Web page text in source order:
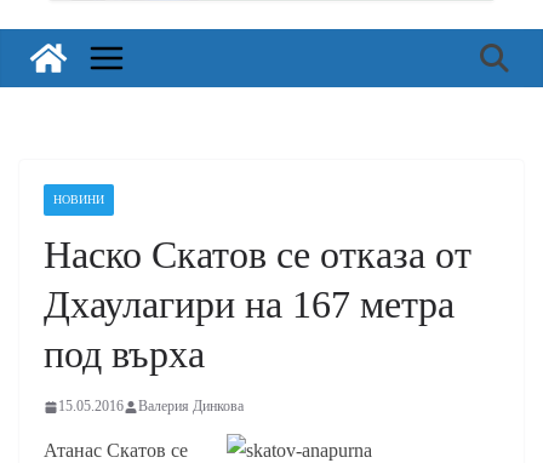
НОВИНИ
Наско Скатов се отказа от
Дхаулагири на 167 метра
под върха
15.05.2016 Валерия Динкова
Атанас Скатов се